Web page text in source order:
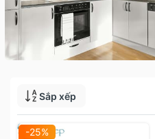
Sắp xếp
-25%